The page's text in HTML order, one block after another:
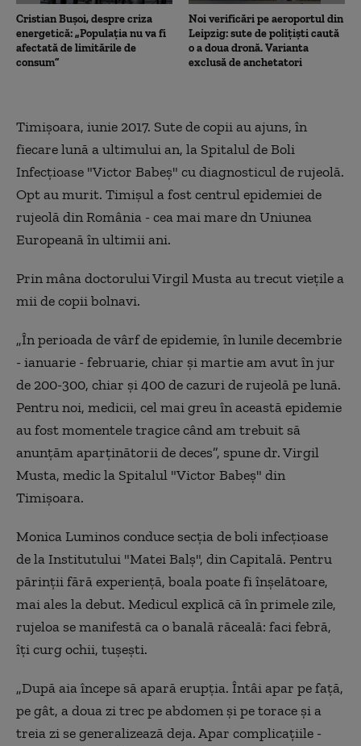
Cristian Bușoi, despre criza
energetică: „Populația nu va fi
afectată de limitările de
consum”
Noi verificări pe aeroportul din
Leipzig: sute de polițiști caută
o a doua dronă. Varianta
exclusă de anchetatori
Timișoara, iunie 2017. Sute de copii au ajuns, în
fiecare lună a ultimului an, la Spitalul de Boli
Infecțioase "Victor Babeș" cu diagnosticul de rujeolă.
Opt au murit. Timişul a fost centrul epidemiei de
rujeolă din România - cea mai mare dn Uniunea
Europeană în ultimii ani.
Prin mâna doctorului Virgil Musta au trecut vieţile a
mii de copii bolnavi.
„În perioada de vârf de epidemie, în lunile decembrie
- ianuarie - februarie, chiar şi martie am avut în jur
de 200-300, chiar şi 400 de cazuri de rujeolă pe lună.
Pentru noi, medicii, cel mai greu în această epidemie
au fost momentele tragice când am trebuit să
anunţăm aparţinătorii de deces”, spune dr. Virgil
Musta, medic la Spitalul "Victor Babeș" din
Timișoara.
Monica Luminos conduce secţia de boli infecţioase
de la Institutului "Matei Balş", din Capitală. Pentru
părinţii fără experienţă, boala poate fi înşelătoare,
mai ales la debut. Medicul explică că în primele zile,
rujeloa se manifestă ca o banală răceală: faci febră,
îţi curg ochii, tuşeşti.
„După aia începe să apară erupţia. Întâi apar pe faţă,
pe gât, a doua zi trec pe abdomen şi pe torace şi a
treia zi se generalizează deja. Apar complicaţiile -